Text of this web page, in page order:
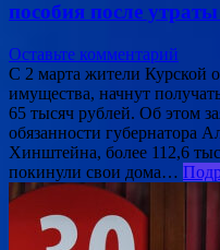
пособия после
Оставьте комментарий
С 2 марта жители Курской
имущества, начнут
65 тысяч рублей. Об этом
обязанности губернатора
Хинштейна, более 112,6
покинули свои дома…